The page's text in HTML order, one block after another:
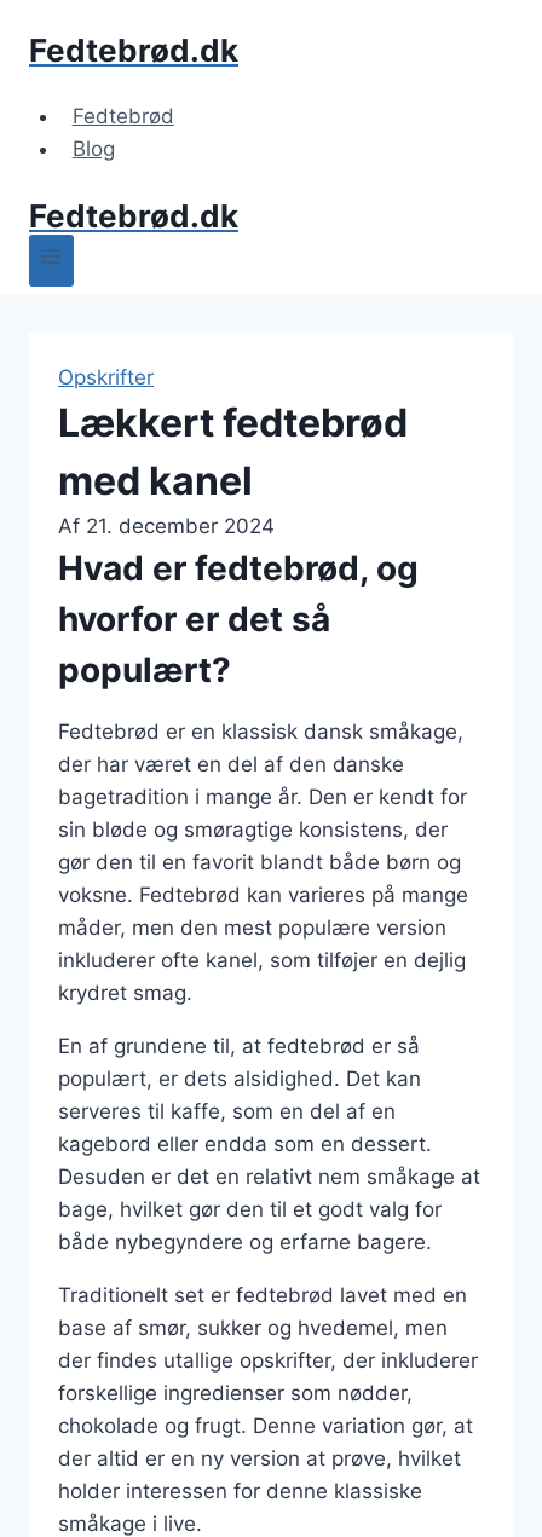
Fedtebrød.dk
Fedtebrød
Blog
Fedtebrød.dk
Opskrifter
Lækkert fedtebrød
med kanel
Af 21. december 2024
Hvad er fedtebrød, og
hvorfor er det så
populært?
Fedtebrød er en klassisk dansk småkage,
der har været en del af den danske
bagetradition i mange år. Den er kendt for
sin bløde og smøragtige konsistens, der
gør den til en favorit blandt både børn og
voksne. Fedtebrød kan varieres på mange
måder, men den mest populære version
inkluderer ofte kanel, som tilføjer en dejlig
krydret smag.
En af grundene til, at fedtebrød er så
populært, er dets alsidighed. Det kan
serveres til kaffe, som en del af en
kagebord eller endda som en dessert.
Desuden er det en relativt nem småkage at
bage, hvilket gør den til et godt valg for
både nybegyndere og erfarne bagere.
Traditionelt set er fedtebrød lavet med en
base af smør, sukker og hvedemel, men
der findes utallige opskrifter, der inkluderer
forskellige ingredienser som nødder,
chokolade og frugt. Denne variation gør, at
der altid er en ny version at prøve, hvilket
holder interessen for denne klassiske
småkage i live.